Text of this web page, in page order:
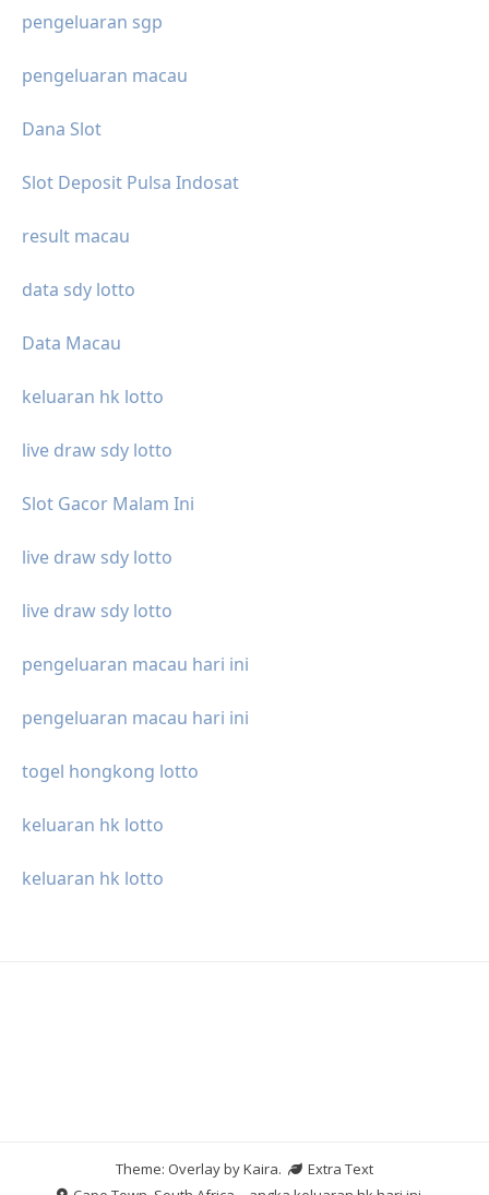
pengeluaran sgp
pengeluaran macau
Dana Slot
Slot Deposit Pulsa Indosat
result macau
data sdy lotto
Data Macau
keluaran hk lotto
live draw sdy lotto
Slot Gacor Malam Ini
live draw sdy lotto
live draw sdy lotto
pengeluaran macau hari ini
pengeluaran macau hari ini
togel hongkong lotto
keluaran hk lotto
keluaran hk lotto
Theme: Overlay byKaira.
Extra Text